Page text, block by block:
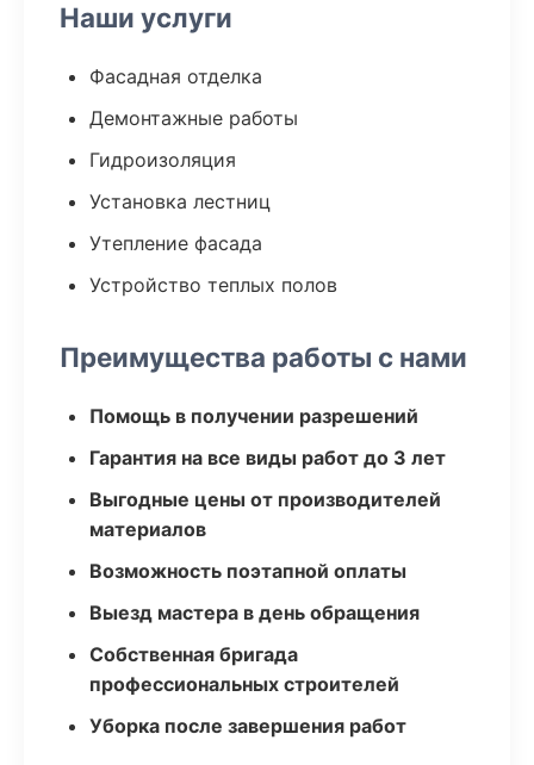
Наши услуги
Фасадная отделка
Демонтажные работы
Гидроизоляция
Установка лестниц
Утепление фасада
Устройство теплых полов
Преимущества работы с нами
Помощь в получении разрешений
Гарантия на все виды работ до 3 лет
Выгодные цены от производителей
материалов
Возможность поэтапной оплаты
Выезд мастера в день обращения
Собственная бригада
профессиональных строителей
Уборка после завершения работ